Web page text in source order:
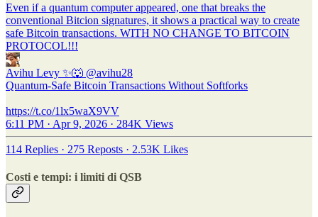
Even if a quantum computer appeared, one that breaks the
conventional Bitcion signatures, it shows a practical way to create
safe Bitcoin transactions. WITH NO CHANGE TO BITCOIN
PROTOCOL!!!
Avihu Levy ✨🐺 @avihu28
Quantum-Safe Bitcoin Transactions Without Softforks
https://t.co/1lx5waX9VV
6:11 PM · Apr 9, 2026 · 284K Views
114 Replies · 275 Reposts · 2.53K Likes
Costi e tempi: i limiti di QSB